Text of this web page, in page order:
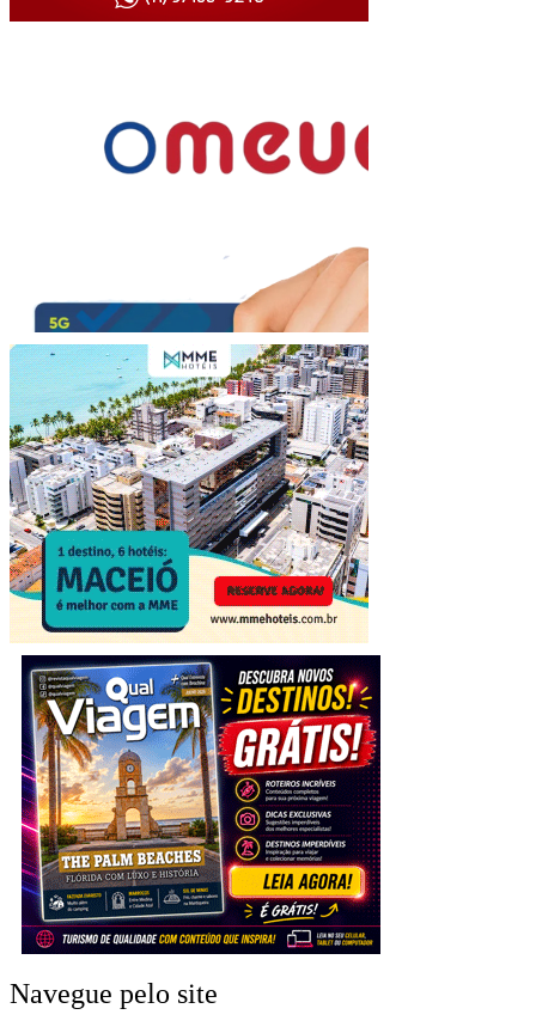
Navegue pelo site